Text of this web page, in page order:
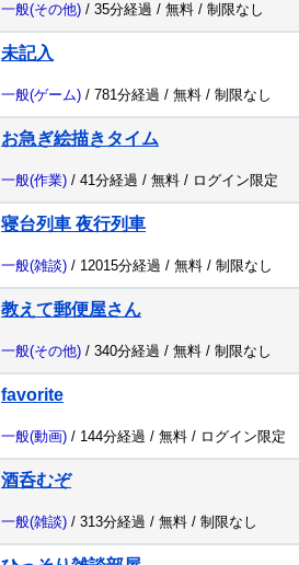
一般(その他) / 35分経過 / 無料 / 制限なし
未記入
一般(ゲーム) / 781分経過 / 無料 / 制限なし
お急ぎ絵描きタイム
一般(作業) / 41分経過 / 無料 / ログイン限定
寝台列車 夜行列車
一般(雑談) / 12015分経過 / 無料 / 制限なし
教えて郵便屋さん
一般(その他) / 340分経過 / 無料 / 制限なし
favorite
一般(動画) / 144分経過 / 無料 / ログイン限定
酒呑むぞ
一般(雑談) / 313分経過 / 無料 / 制限なし